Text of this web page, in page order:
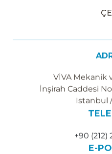
VİVA Mekanik
İnşirah Caddesi
Istanbul
+90 (212)
E-